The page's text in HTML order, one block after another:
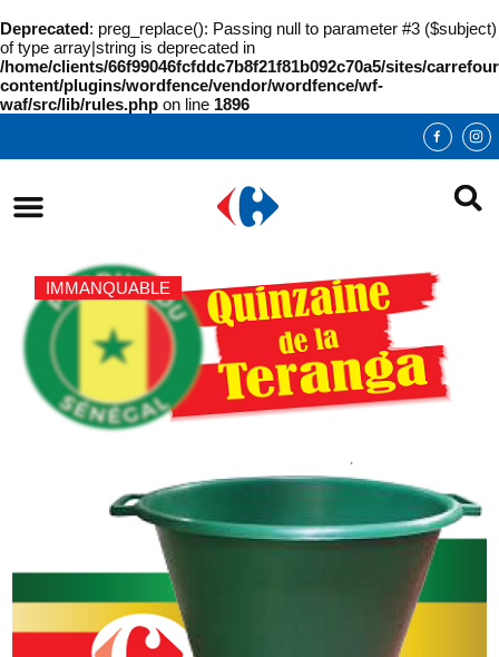
Deprecated: preg_replace(): Passing null to parameter #3 ($subject)
of type array|string is deprecated in
/home/clients/66f99046fcfddc7b8f21f81b092c70a5/sites/
content/plugins/wordfence/vendor/wordfence/wf-
waf/src/lib/rules.php on line 1896
IMMANQUABLE